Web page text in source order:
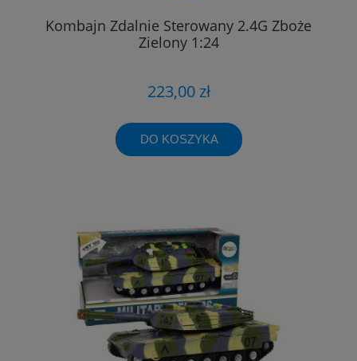
Kombajn Zdalnie Sterowany 2.4G Zboże
Zielony 1:24
223,00 zł
DO KOSZYKA